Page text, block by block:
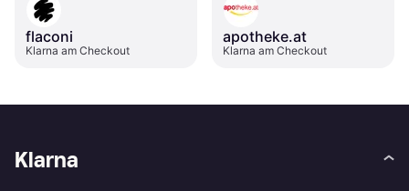
flaconi
Klarna am Checkout
apotheke.at
Klarna am Checkout
Klarna